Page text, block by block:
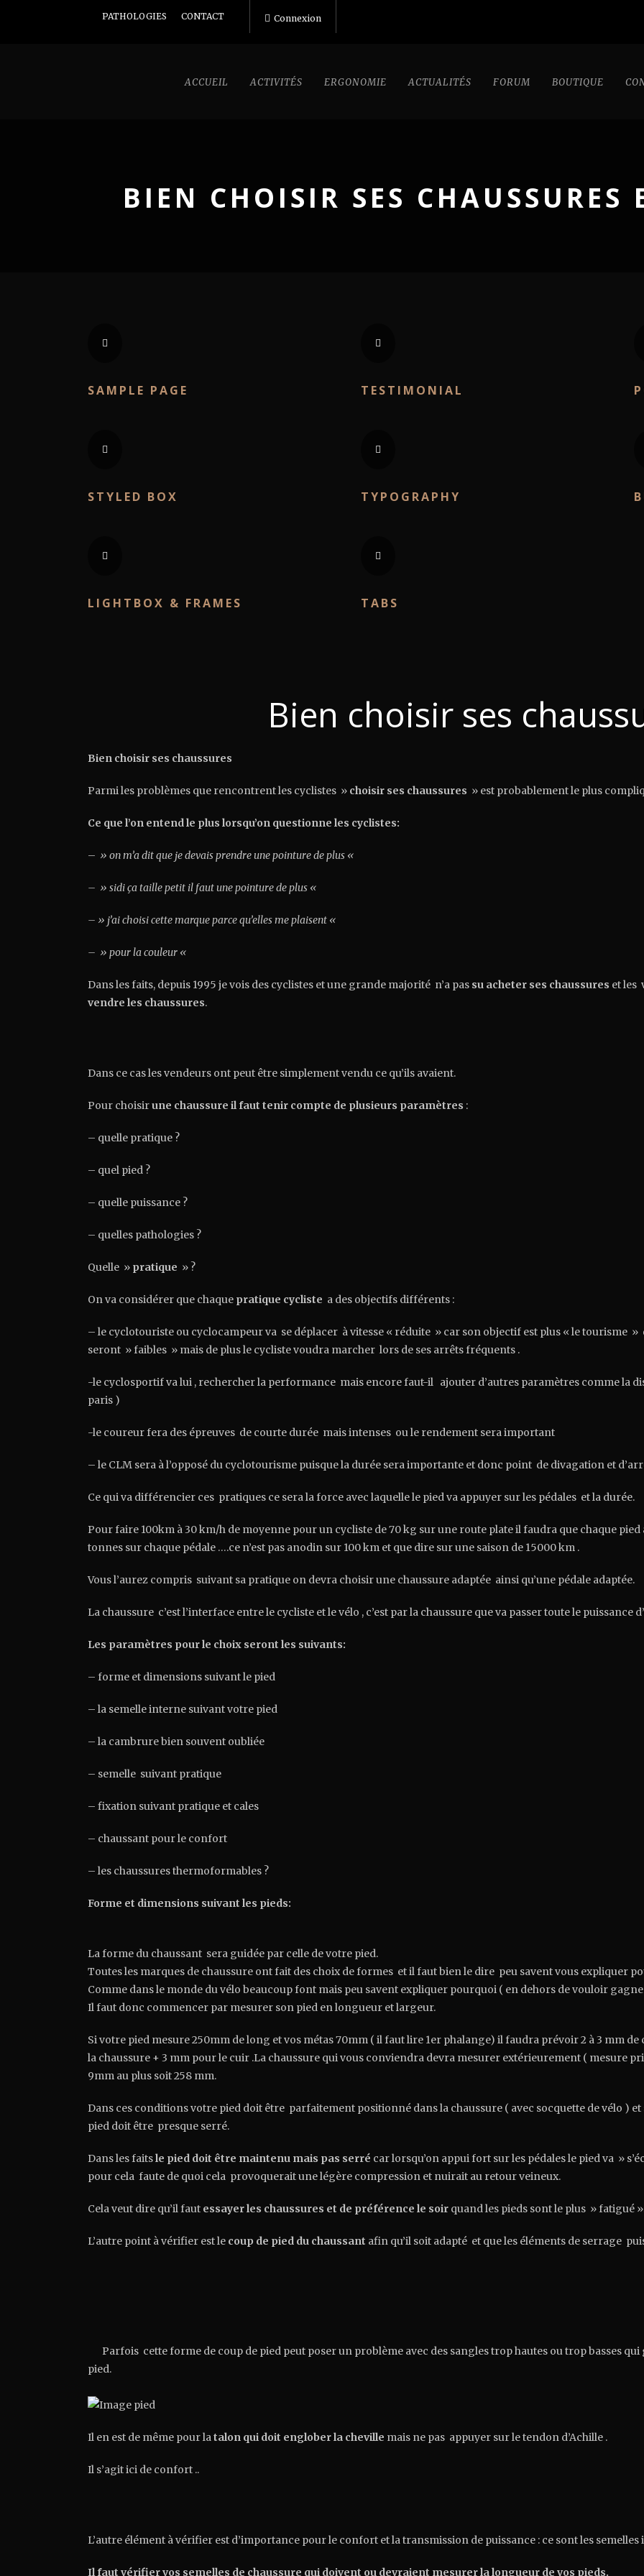
PATHOLOGIES CONTACT Connexion
ACCUEIL ACTIVITÉS ERGONOMIE ACTUALITÉS FORUM BOUTIQUE
BIEN CHOISIR SES CHAUSSURES
SAMPLE PAGE TESTIMONIAL
STYLED BOX TYPOGRAPHY
LIGHTBOX & FRAMES TABS
Bien choisir ses
Bien choisir ses chaussures
Parmi les problèmes que rencontrent les cyclistes » choisir ses chaussures » est probablement le plus
Ce que l’on entend le plus lorsqu’on questionne les cyclistes:
– » on m’a dit que je devais prendre une pointure de plus «
– » sidi ça taille petit il faut une pointure de plus «
– » j’ai choisi cette marque parce qu’elles me plaisent «
– » pour la couleur «
Dans les faits, depuis 1995 je vois des cyclistes et une grande majorité n’a pas su acheter ses chaussures et les
vendre les chaussures.
Dans ce cas les vendeurs ont peut être simplement vendu ce qu’ils avaient.
Pour choisirune chaussure il faut tenir compte de plusieurs paramètres :
– quelle pratique ?
– quel pied ?
– quelle puissance ?
– quelles pathologies ?
Quelle » pratique » ?
On va considérer que chaque pratique cycliste a des objectifs différents :
– le cyclotouriste ou cyclocampeur va se déplacer à vitesse « réduite » car son objectif est plus « le tourisme »
seront » faibles » mais de plus le cycliste voudra marcher lors de ses arrêts fréquents .
-le cyclosportif va lui , rechercher la performance mais encore faut-il ajouter d’autres paramètres comme la
paris )
-le coureur fera des épreuves de courte durée mais intenses ou le rendement sera important
– le CLM sera à l’opposé du cyclotourisme puisque la durée sera importante et donc point de divagation et
Ce qui va différencier ces pratiques ce sera la force avec laquelle le pied va appuyer sur les pédales et la durée.
Pour faire 100km à 30 km/h de moyenne pour un cycliste de 70 kg sur une route plate il faudra que chaque
tonnes sur chaque pédale ….ce n’est pas anodin sur 100 km et que dire sur une saison de 15000 km .
Vous l’aurez compris suivant sa pratique on devra choisir une chaussure adaptée ainsi qu’une pédale adaptée.
La chaussure c’est l’interface entre le cycliste et le vélo , c’est par la chaussure que va passer toute le puissance
Les paramètres pour le choix seront les suivants:
– forme et dimensions suivant le pied
– la semelle interne suivant votre pied
– la cambrure bien souvent oubliée
– semelle suivant pratique
– fixation suivant pratique et cales
– chaussant pour le confort
– les chaussures thermoformables ?
Forme et dimensions suivant les pieds:
La forme du chaussant sera guidée par celle de votre pied.
Toutes les marques de chaussure ont fait des choix de formes et il faut bien le dire peu savent vous expliquer
Comme dans le monde du vélo beaucoup font mais peu savent expliquer pourquoi ( en dehors de vouloir
Il faut donc commencer par mesurer son pied en longueur et largeur.
Si votre pied mesure 250mm de long et vos métas 70mm ( il faut lire 1er phalange) il faudra prévoir 2 à 3 mm
la chaussure + 3 mm pour le cuir .La chaussure qui vous conviendra devra mesurer extérieurement ( mesure
9mm au plus soit 258 mm.
Dans ces conditions votre pied doit être parfaitement positionné dans la chaussure ( avec socquette de vélo )
pied doit être presque serré.
Dans les faitsle pied doit être maintenu mais pas serré car lorsqu’on appui fort sur les pédales le pied va »
pour cela faute de quoi cela provoquerait une légère compression et nuirait au retour veineux.
Cela veut dire qu’il faut essayer les chaussures et de préférence le soir quand les pieds sont le plus » fatigué
L’autre point à vérifier est le coup de pied du chaussant afin qu’il soit adapté et que les éléments de serrage
Parfois cette forme de coup de pied peut poser un problème avec des sangles trop hautes ou trop basses
pied.
Il en est de même pour latalon qui doit englober la cheville mais ne pas appuyer sur le tendon d’Achille .
Il s’agit ici de confort ..
L’autre élément à vérifier est d’importance pour le confort et la transmission de puissance : ce sont les semelles
Il faut vérifier vos semelles de chaussure qui doivent ou devraient mesurer la longueur de vos pieds.